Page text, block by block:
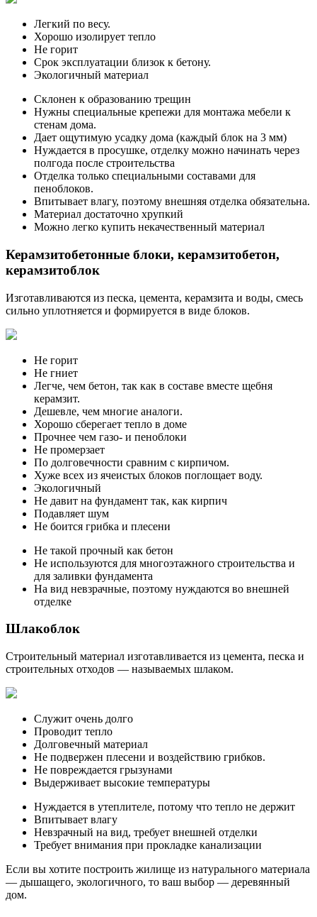
Легкий по весу.
Хорошо изолирует тепло
Не горит
Срок эксплуатации близок к бетону.
Экологичный материал
Склонен к образованию трещин
Нужны специальные крепежи для монтажа мебели к
стенам дома.
Дает ощутимую усадку дома (каждый блок на 3 мм)
Нуждается в просушке, отделку можно начинать через
полгода после строительства
Отделка только специальными составами для
пеноблоков.
Впитывает влагу, поэтому внешняя отделка обязательна.
Материал достаточно хрупкий
Можно легко купить некачественный материал
Керамзитобетонные блоки, керамзитобетон,
керамзитоблок
Изготавливаются из песка, цемента, керамзита и воды, смесь
сильно уплотняется и формируется в виде блоков.
Не горит
Не гниет
Легче, чем бетон, так как в составе вместе щебня
керамзит.
Дешевле, чем многие аналоги.
Хорошо сберегает тепло в доме
Прочнее чем газо- и пеноблоки
Не промерзает
По долговечности сравним с кирпичом.
Хуже всех из ячеистых блоков поглощает воду.
Экологичный
Не давит на фундамент так, как кирпич
Подавляет шум
Не боится грибка и плесени
Не такой прочный как бетон
Не используются для многоэтажного строительства и
для заливки фундамента
На вид невзрачные, поэтому нуждаются во внешней
отделке
Шлакоблок
Строительный материал изготавливается из цемента, песка и
строительных отходов — называемых шлаком.
Служит очень долго
Проводит тепло
Долговечный материал
Не подвержен плесени и воздействию грибков.
Не повреждается грызунами
Выдерживает высокие температуры
Нуждается в утеплителе, потому что тепло не держит
Впитывает влагу
Невзрачный на вид, требует внешней отделки
Требует внимания при прокладке канализации
Если вы хотите построить жилище из натурального материала
— дышащего, экологичного, то ваш выбор — деревянный
дом.